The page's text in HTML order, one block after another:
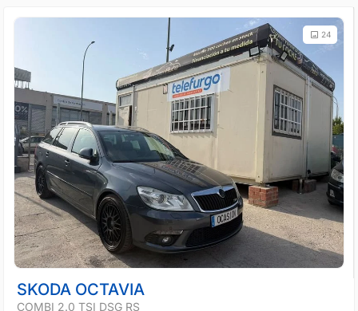
24
SKODA OCTAVIA
COMBI 2.0 TSI DSG RS